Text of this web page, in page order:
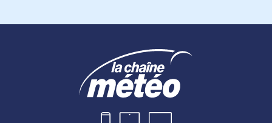
paysages de volcans et de forêt tropicale.